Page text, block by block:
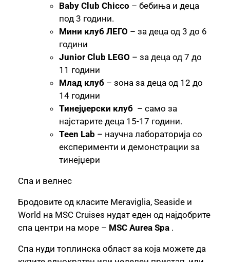
Baby Club Chicco – бебиња и деца
под 3 години.
Мини клуб ЛЕГО – за деца од 3 до 6
години
Junior Club LEGO – за деца од 7 до
11 години
Млад клуб – зона за деца од 12 до
14 години
Тинејџерски клуб – само за
најстарите деца 15-17 години.
Teen Lab – научна лабораторија со
експерименти и демонстрации за
тинејџери
Спа и велнес
Бродовите од класите Meraviglia, Seaside и
World на MSC Cruises нудат еден од најдобрите
спа центри на море – MSC Aurea Spa .
Спа нуди топлинска област за која можете да